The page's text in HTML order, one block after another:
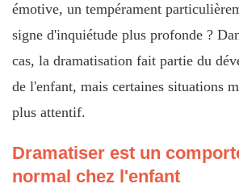
émotive, un tempérament
signe d'inquiétude plus profonde ?
cas, la dramatisation fait partie du
de l'enfant, mais certaines situations
plus attentif.
Dramatiser est un
normal chez l'enfant